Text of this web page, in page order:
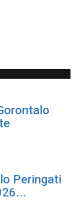
Peringati